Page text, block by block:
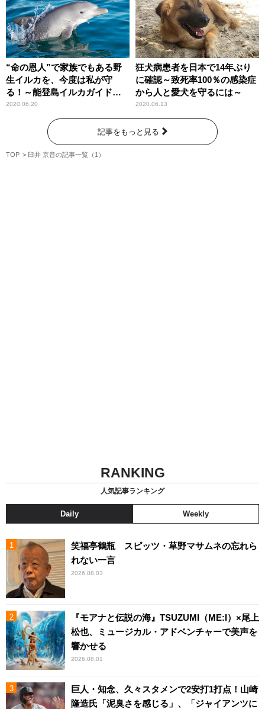
“命の恩人”で家族でもある野
生イルカを、今度は私が守
る！～能登島イルカガイドの
秘話～
2020.06.20
狂犬病患者を日本で14年ぶり
に確認～致死率100％の感染症
から人と愛犬を守るには～
2020.06.13
記事をもっと見る
TOP 臼井 京音の記事一覧（1）
RANKING
人気記事ランキング
Daily Weekly
笑福亭鶴瓶 スピッツ・草野マサムネの忘れら
れない一言
2026.08.03
『モアナと伝説の海』TSUZUMI（ME:I）×尾上
松也、ミュージカル・アドベンチャーで美声を
響かせる
2026.08.01
巨人・知念、久々スタメンで2安打1打点！山崎
隆造氏「泥臭さを感じる」、「ジャイアンツに